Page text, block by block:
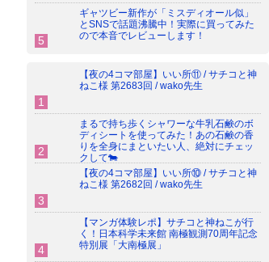
ギャツビー新作が「ミスディオール似」
とSNSで話題沸騰中！実際に買ってみた
ので本音でレビューします！
【夜の4コマ部屋】いい所⑪ / サチコと神
ねこ様 第2683回 / wako先生
まるで持ち歩くシャワーな牛乳石鹸のボ
ディシートを使ってみた！あの石鹸の香
りを全身にまといたい人、絶対にチェッ
クして🐄
【夜の4コマ部屋】いい所⑩ / サチコと神
ねこ様 第2682回 / wako先生
【マンガ体験レポ】サチコと神ねこが行
く！日本科学未来館 南極観測70周年記念
特別展「大南極展」